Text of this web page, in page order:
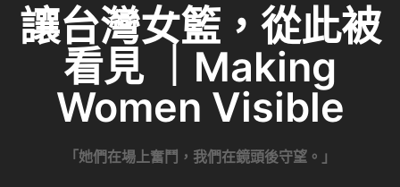
讓台灣女籃，從此被
看見 ｜Making
Women Visible
「她們在場上奮鬥，我們在鏡頭後守望。」